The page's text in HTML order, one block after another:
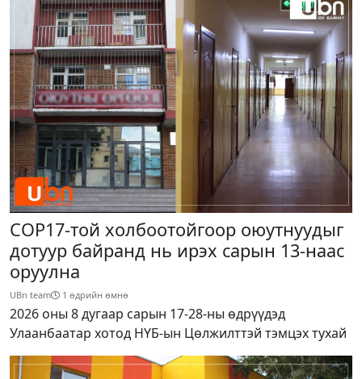
COP17-той холбоотойгоор оюутнуудыг
дотуур байранд нь ирэх сарын 13-наас
оруулна
UBn team 1 өдрийн өмнө
2026 оны 8 дугаар сарын 17-28-ны өдрүүдэд
Улаанбаатар хотод НҮБ-ын Цөлжилттэй тэмцэх тухай